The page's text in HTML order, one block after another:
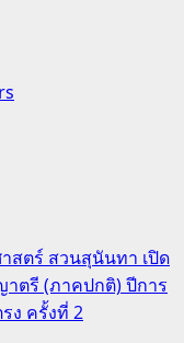
สตร์ สวนสุนันทา เปิด
ตรี (ภาคปกติ) ปีการ
ง ครั้งที่ 2